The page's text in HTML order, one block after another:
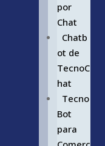
por
Chat
Chatb
ot de
TecnoC
hat
Tecno
Bot
para